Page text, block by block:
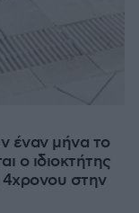
έναν μήνα το
ο ιδιοκτήτης
στην